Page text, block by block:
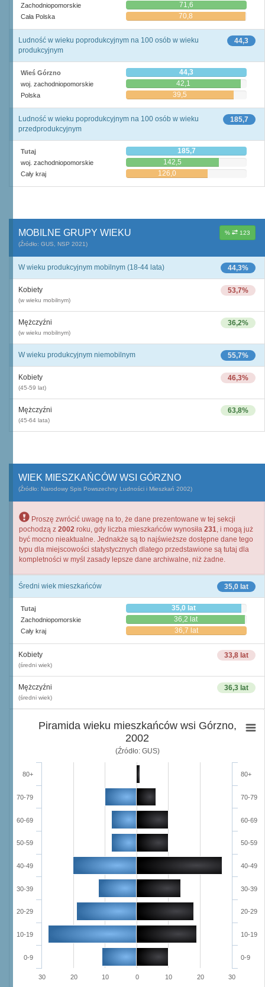
Zachodniopomorskie 71,6
Cała Polska 70,8
44,3
Ludność w wieku poprodukcyjnym na 100 osób w wieku
produkcyjnym
Wieś Górzno 44,3
woj. zachodniopomorskie 42,1
Polska 39,5
185,7
Ludność w wieku poprodukcyjnym na 100 osób w wieku
przedprodukcyjnym
Tutaj 185,7
woj. zachodniopomorskie 142,5
Cały kraj 126,0
% 123
MOBILNE GRUPY WIEKU
(Źródło: GUS, NSP 2021)
44,3%
W wieku produkcyjnym mobilnym (18-44 lata)
53,7%
Kobiety
(w wieku mobilnym)
36,2%
Mężczyźni
(w wieku mobilnym)
55,7%
W wieku produkcyjnym niemobilnym
46,3%
Kobiety
(45-59 lat)
63,8%
Mężczyźni
(45-64 lata)
WIEK MIESZKAŃCÓW WSI GÓRZNO
(Źródło: Narodowy Spis Powszechny Ludności i Mieszkań 2002)
Proszę zwrócić uwagę na to, że dane prezentowane w tej sekcji
pochodzą z 2002 roku, gdy liczba mieszkańców wynosiła 231, i mogą już
być mocno nieaktualne. Jednakże są to najświeższe dostępne dane tego
typu dla miejscowości statystycznych dlatego przedstawione są tutaj dla
kompletności w myśl zasady lepsze dane archiwalne, niż żadne.
35,0 lat
Średni wiek mieszkańców
Tutaj 35,0 lat
Zachodniopomorskie 36,2 lat
Cały kraj 36,7 lat
33,8 lat
Kobiety
(średni wiek)
36,3 lat
Mężczyźni
(średni wiek)
Piramida wieku mieszkańców wsi Górzno,
2002
(Źródło: GUS)
0-9
10-19
20-29
30-39
40-49
50-59
60-69
70-79
80+
0-9
10-19
20-29
30-39
40-49
50-59
60-69
70-79
80+
30 20 10 0 10 20 30